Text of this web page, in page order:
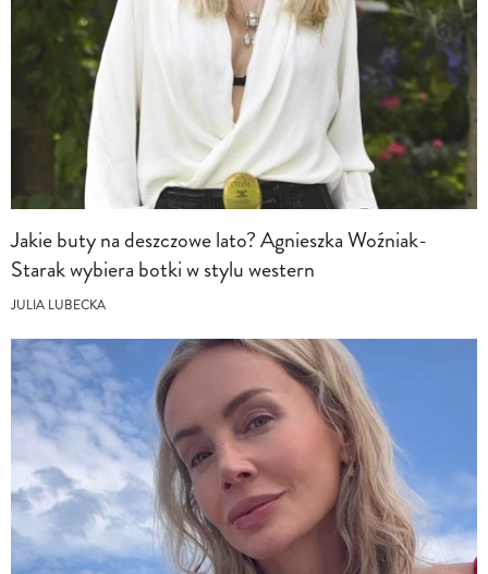
Jakie buty na deszczowe lato? Agnieszka Woźniak-
Starak wybiera botki w stylu western
JULIA LUBECKA